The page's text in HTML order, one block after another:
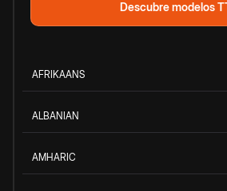
Descubre modelos
AFRIKAANS
ALBANIAN
AMHARIC